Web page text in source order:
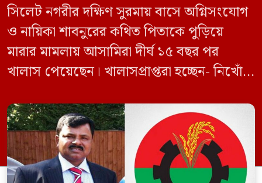
সিলেট নগরীর দক্ষিণ সুরমায় বাসে অগ্নিসংযোগ
ও নায়িকা শাবনুরের কথিত পিতাকে পুড়িয়ে
মারার মামলায় আসামিরা দীর্ঘ ১৫ বছর পর
খালাস পেয়েছেন। খালাসপ্রাপ্তরা হচ্ছেন- নিখোঁজ
ইফতেখার আহমদ দিনারসহ ৩৮ জন নেতাকর্মী।
মঙ্গলবার দুপুরে মামলার দীর্ঘ শুনানি ও সাক্ষ্য-
প্রমাণ জেরা শেষে আসামিরা নির্দোষ প্রমাণিত
হওয়ায় খালাস দেন বিচারক। মানবপাচার […]